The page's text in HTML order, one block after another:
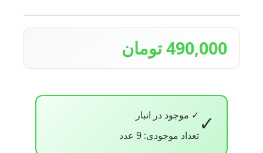
490,000 تومان
✓ ✓ موجود در انبار
تعداد موجودی: 9 عدد